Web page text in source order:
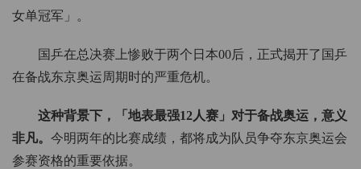
女单冠军」。
国乒在总决赛上惨败于两个日本00后，正式揭开了国乒
在备战东京奥运周期时的严重危机。
这种背景下，「地表最强12人赛」对于备战奥运，意义
非凡。 今明两年的比赛成绩，都将成为队员争夺东京奥运会
参赛资格的重要依据。